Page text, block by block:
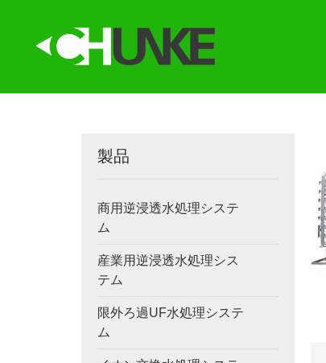
製品
商用逆浸透水処理システ
ム
産業用逆浸透水処理シス
テム
限外ろ過UF水処理システ
ム